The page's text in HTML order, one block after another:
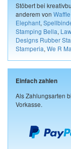
Stöbert bei
anderem von
Elephant,
Stamping Bella,
Designs Rubber
Stamperia, We R
Einfach zahlen
Als Zahlungsarten
Vorkasse.